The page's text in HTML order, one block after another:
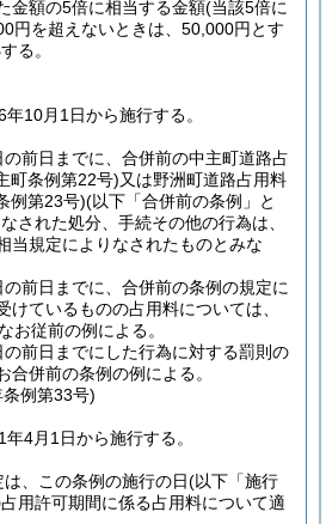
金額の5倍に相当する金額(当該5倍に
円を超えないときは、50,000円とす
る。
10月1日から施行する。
前日までに、合併前の中主町道路占
町条例第22号)又は野洲町道路占用料
例第23号)(以下「合併前の条例」と
された処分、手続その他の行為は、
当規定によりなされたものとみな
前日までに、合併前の条例の規定に
けているものの占用料については、
お従前の例による。
前日までにした行為に対する罰則の
合併前の条例の例による。
条例第33号)
4月1日から施行する。
、この条例の施行の日(以下「施行
用許可期間に係る占用料について適